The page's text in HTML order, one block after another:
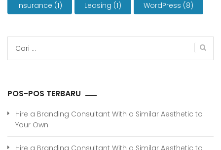
Insurance (1) Leasing (1) WordPress (8)
untuk:
POS-POS TERBARU
Hire a Branding Consultant With a Similar Aesthetic to
Your Own
Hire a Branding Consultant With a Similar Aesthetic to